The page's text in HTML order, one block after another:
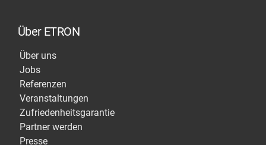
Über ETRON
Über uns
Jobs
Referenzen
Veranstaltungen
Zufriedenheitsgarantie
Partner werden
Presse